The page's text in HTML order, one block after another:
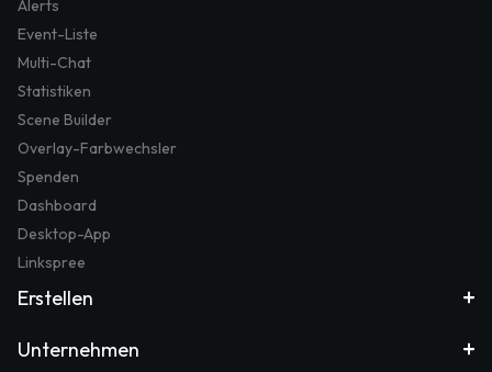
Alerts
Event-Liste
Multi-Chat
Statistiken
Scene Builder
Overlay-Farbwechsler
Spenden
Dashboard
Desktop-App
Linkspree
Erstellen
Unternehmen